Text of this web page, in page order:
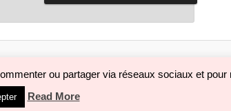
propulsé par WordPress
ou partager via réseaux sociaux et
Read More